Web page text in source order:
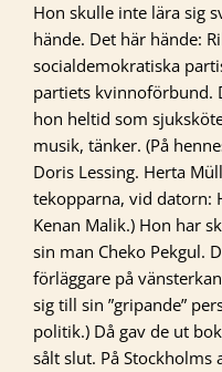
Hon skulle inte lära sig
hände. Det här hände:
socialdemokratiska
partiets kvinnoförbund.
hon heltid som
musik, tänker. (På
Doris Lessing. Herta
tekopparna, vid datorn:
Kenan Malik.) Hon har
sin man Cheko Pekgul.
förläggare på
sig till sin ”gripande”
politik.) Då gav de ut
sålt slut. På